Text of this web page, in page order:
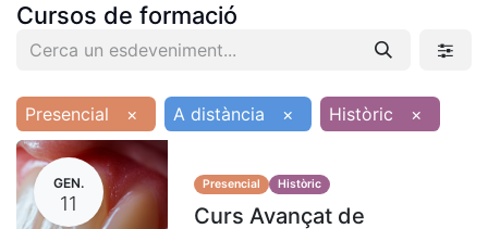
Cursos de formació
Presencial × A distància × Històric ×
GEN.
11
Presencial Històric
Curs Avançat de